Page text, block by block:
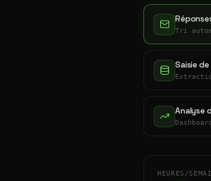
Tri
Saisie
Analyse
HEURES/